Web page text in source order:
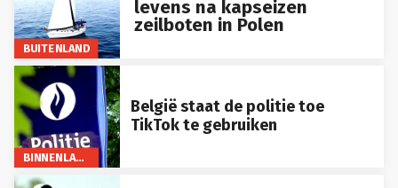
BUITENLAND
zeilboten in Polen
BINNENLAND
België staat de politie toe
TikTok te gebruiken